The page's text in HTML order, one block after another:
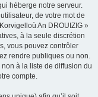
héberge notre serveur.
de votre mot de
An DROUIZIG »
à la seule discrétion
vous pouvez contrôler
rendre publiques ou non.
à la liste de diffusion du
compte.